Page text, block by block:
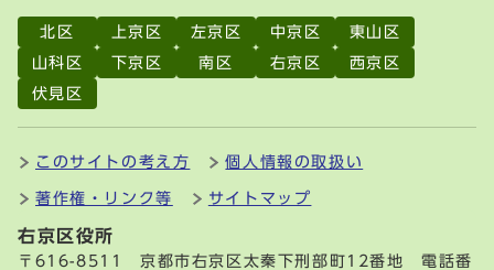
北区 上京区 左京区 中京区
東山区
山科区
下京区 南区 右京区
西京区
伏見区
このサイトの考え方 個人情報の取扱い
著作権・リンク等 サイトマップ
右京区役所
〒616-8511 京都市右京区太秦下刑部町12番地 電話番